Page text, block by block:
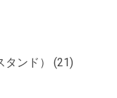
ンド）
(21)